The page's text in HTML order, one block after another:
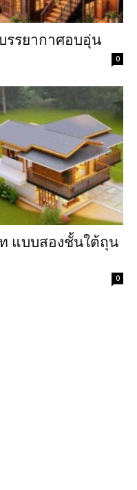
รรยากาศอบอุ่น
0
แบบสองชั้นใต้ถุน
0